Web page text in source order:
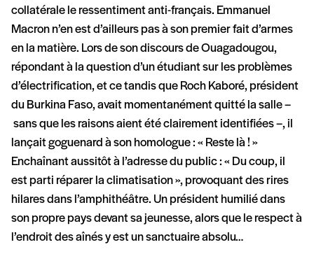
collatérale le ressentiment anti-français. Emmanuel
Macron n’en est d’ailleurs pas à son premier fait d’armes
en la matière. Lors de son discours de Ouagadougou,
répondant à la question d’un étudiant sur les problèmes
d’électrification, et ce tandis que Roch Kaboré, président
du Burkina Faso, avait momentanément quitté la salle –
sans que les raisons aient été clairement identifiées –, il
lançait goguenard à son homologue : « Reste là ! »
Enchaînant aussitôt à l’adresse du public : « Du coup, il
est parti réparer la climatisation », provoquant des rires
hilares dans l’amphithéâtre. Un président humilié dans
son propre pays devant sa jeunesse, alors que le respect à
l’endroit des aînés y est un sanctuaire absolu…